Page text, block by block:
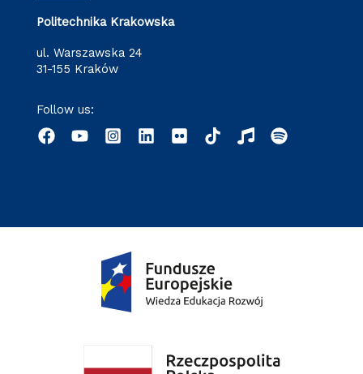
Politechnika Krakowska
ul. Warszawska 24
31-155 Kraków
Follow us: